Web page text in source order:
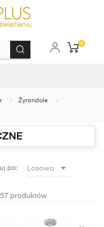
0
Żyrandole
po: Losowo 
produktów